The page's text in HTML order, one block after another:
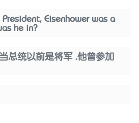
Eisenhower was a
he in?
总统以前是将军 .他曾参加